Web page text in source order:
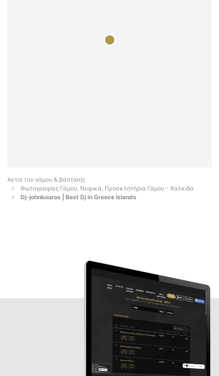
Αετοί του γάμου & βάπτισης
Φωτογραφίες Γάμου, Νυφικά, Προσκλητήρια Γάμου - Χαλκιδα
Dj-johnkouros | Best Dj in Greece Islands